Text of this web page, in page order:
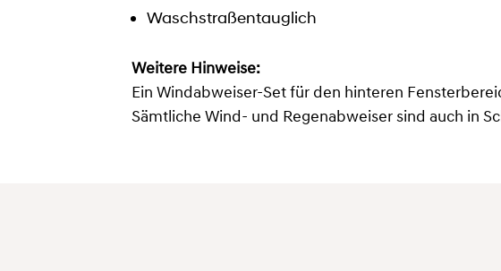
Waschstraßentauglich
Weitere Hinweise:
Ein Windabweiser-Set für den hinteren
Sämtliche Wind- und Regenabweiser sind auch in